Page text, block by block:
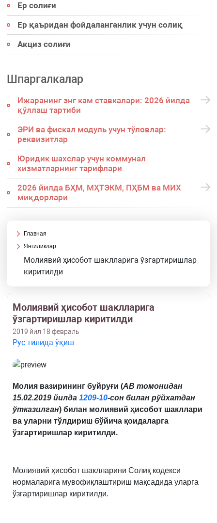
Ер солиғи
Ер қаъридан фойдаланганлик учун солиқ
Акциз солиғи
Шпаргалкалар
Ижаранинг энг кам ставкалари: 2026 йилда
қўллаш тартиби
ЭРИ ва фискал модуль учун тўловлар:
реквизитлар
Юридик шахслар учун коммунал
хизматларнинг тарифлари
2026 йилда БҲМ, МҲТЭКМ, ПҲБМ ва МИХ
миқдорлари
Главная
Янгиликлар
Молиявий ҳисобот шаклларига ўзгартиришлар
киритилди
Молиявий ҳисобот шаклларига
ўзгартиришлар киритилди
2019 йил 18 февраль
Рус тилида ўқиш
Молия вазирининг буйруғи (АВ томонидан
15.02.2019 йилда 1209-10-сон билан рўйхатдан
ўтказилган) билан молиявий ҳисобот шакллари
ва уларни тўлдириш бўйича қоидаларга
ўзгартиришлар киритилди.
Молиявий ҳисобот шаклларини Солиқ кодекси
нормаларига мувофиқлаштириш мақсадида уларга
ўзгартиришлар киритилди.